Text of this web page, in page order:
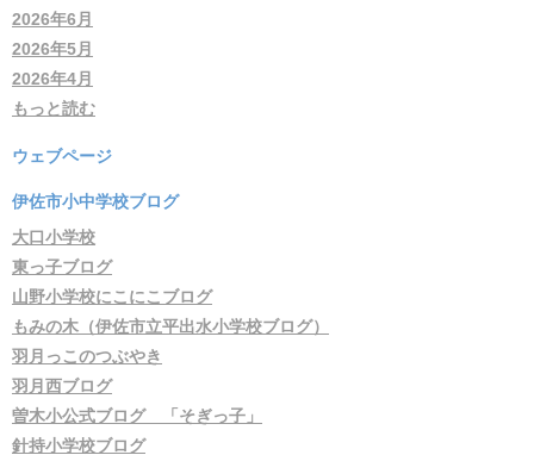
2026年6月
2026年5月
2026年4月
もっと読む
ウェブページ
伊佐市小中学校ブログ
大口小学校
東っ子ブログ
山野小学校にこにこブログ
もみの木（伊佐市立平出水小学校ブログ）
羽月っこのつぶやき
羽月西ブログ
曽木小公式ブログ 「そぎっ子」
針持小学校ブログ